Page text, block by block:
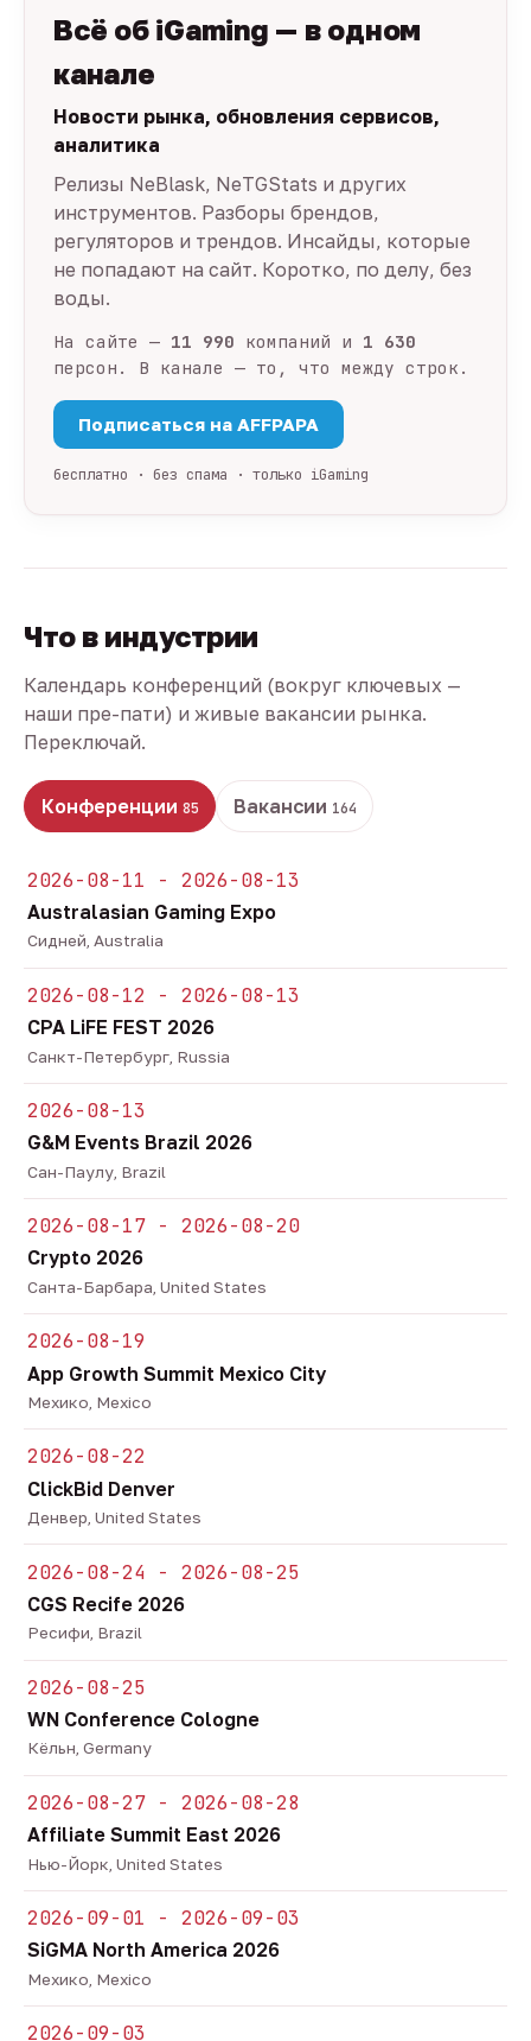
Всё об iGaming — в одном
канале
Новости рынка, обновления сервисов,
аналитика
Релизы NeBlask, NeTGStats и других
инструментов. Разборы брендов,
регуляторов и трендов. Инсайды, которые
не попадают на сайт. Коротко, по делу, без
воды.
На сайте — 11 990 компаний и 1 630
персон. В канале — то, что между строк.
Подписаться на AFFPAPA
бесплатно · без спама · только iGaming
Что в индустрии
Календарь конференций (вокруг ключевых —
наши пре-пати) и живые вакансии рынка.
Переключай.
Конференции 85 Вакансии 164
2026-08-11 - 2026-08-13
Australasian Gaming Expo
Сидней, Australia
2026-08-12 - 2026-08-13
CPA LiFE FEST 2026
Санкт-Петербург, Russia
2026-08-13
G&M Events Brazil 2026
Сан-Паулу, Brazil
2026-08-17 - 2026-08-20
Crypto 2026
Санта-Барбара, United States
2026-08-19
App Growth Summit Mexico City
Мехико, Mexico
2026-08-22
ClickBid Denver
Денвер, United States
2026-08-24 - 2026-08-25
CGS Recife 2026
Ресифи, Brazil
2026-08-25
WN Conference Cologne
Кёльн, Germany
2026-08-27 - 2026-08-28
Affiliate Summit East 2026
Нью-Йорк, United States
2026-09-01 - 2026-09-03
SiGMA North America 2026
Мехико, Mexico
2026-09-03